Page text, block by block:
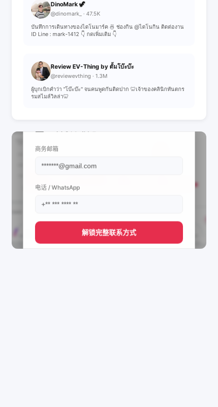
DinoMark 🦖
@dinomark_ · 47.5K
บันทึกการเดินทางของไดโนมาร์ค 🍜 ช่องกิน @ไดโนกิน ติดต่องาน
ID Line : mark-1412 👇 กดเพิ่มเติม 👇
Review EV-Thing by ตั้มโบ๊ะบ๊ะ
@reviewevthing · 1.3M
ผู้บุกเบิกคำว่า "โบ๊ะบ๊ะ" จนคนพูดกันติดปาก 🦷เจ้าของคลินิกทันตกร
รมสไมล์วิลล่า🦷
商务邮箱
电话 / WhatsApp
解锁完整联系方式